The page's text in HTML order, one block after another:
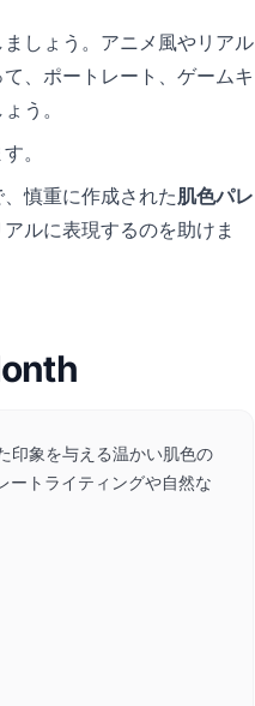
ましょう。アニメ風やリアル
、ポートレート、ゲームキ
う。
。
慎重に作成された肌色パレ
ルに表現するのを助けま
印象を与える温かい肌色の
ートライティングや自然な